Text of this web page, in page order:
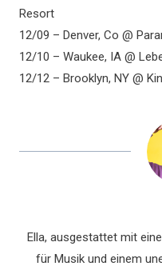
Resort
12/09 – Denver, Co @
12/10 – Waukee, IA @
12/12 – Brooklyn, NY @
Ella, ausgestattet mit
für Musik und einem